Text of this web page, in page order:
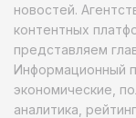
новостей.
контентных
представляем
Информационный
экономические,
аналитика,